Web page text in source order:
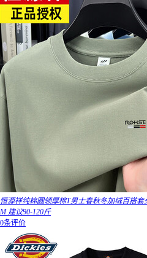
恒源祥纯棉圆领厚棉T男士春秋冬加绒百搭
M 建议90-120斤
0条评价